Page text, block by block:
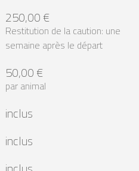
250,00 €
Restitution de la caution: une
semaine après le départ
50,00 €
par animal
inclus
inclus